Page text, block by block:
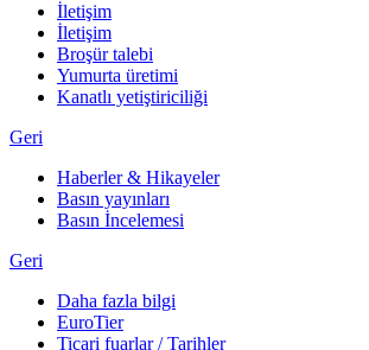
İletişim
İletişim
Broşür talebi
Yumurta üretimi
Kanatlı yetiştiriciliği
Geri
Haberler & Hikayeler
Basın yayınları
Basın İncelemesi
Geri
Daha fazla bilgi
EuroTier
Ticari fuarlar / Tarihler